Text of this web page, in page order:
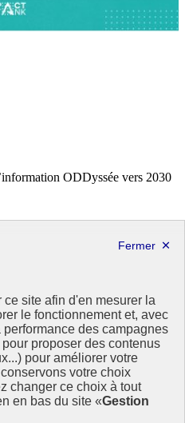
site afin d'en mesurer la
le fonctionnement et, avec
des campagnes
proposer des contenus
pour améliorer votre
votre choix
changer ce choix à tout
en bas du site «Gestion
ODDyssée vers 2030
fenêtre